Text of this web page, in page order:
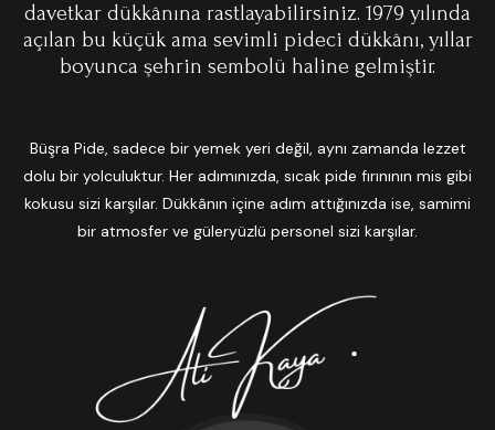
davetkar dükkânına rastlayabilirsiniz. 1979 yılında
açılan bu küçük ama sevimli pideci dükkânı, yıllar
boyunca şehrin sembolü haline gelmiştir.
Büşra Pide, sadece bir yemek yeri değil, aynı zamanda lezzet
dolu bir yolculuktur. Her adımınızda, sıcak pide fırınının mis gibi
kokusu sizi karşılar. Dükkânın içine adım attığınızda ise, samimi
bir atmosfer ve güleryüzlü personel sizi karşılar.